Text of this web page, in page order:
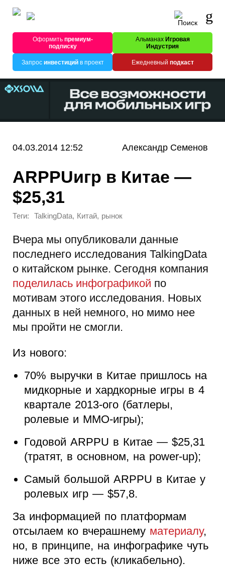
Оформитьпремиум-
подписку
Альманах Игровая
Индустрия
Запрос инвестицийв проект Ежедневный подкаст
04.03.2014 12:52 Александр Семенов
ARPPUигр в Китае —
$25,31
Теги: TalkingData, Китай, рынок
Вчера мы опубликовали данные
последнего исследования TalkingData
о китайском рынке. Сегодня компания
поделилась инфографикой по
мотивам этого исследования. Новых
данных в ней немного, но мимо нее
мы пройти не смогли.
Из нового:
70% выручки в Китае пришлось на
мидкорные и хардкорные игры в 4
квартале 2013-ого (батлеры,
ролевые и MMO-игры);
Годовой ARPPU в Китае — $25,31
(тратят, в основном, на power-up);
Самый большой ARPPU в Китае у
ролевых игр — $57,8.
За информацией по платформам
отсылаем ко вчерашнему материалу,
но, в принципе, на инфографике чуть
ниже все это есть (кликабельно).